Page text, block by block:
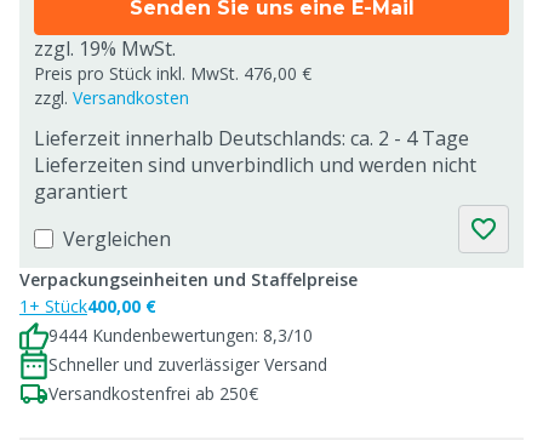
Senden Sie uns eine E-Mail
zzgl. 19% MwSt.
Preis pro Stück inkl. MwSt. 476,00 €
zzgl. Versandkosten
Lieferzeit innerhalb Deutschlands: ca. 2 - 4 Tage
Lieferzeiten sind unverbindlich und werden nicht
garantiert
Vergleichen
Verpackungseinheiten und Staffelpreise
1+ Stück400,00 €
9444 Kundenbewertungen: 8,3/10
Schneller und zuverlässiger Versand
Versandkostenfrei ab 250€